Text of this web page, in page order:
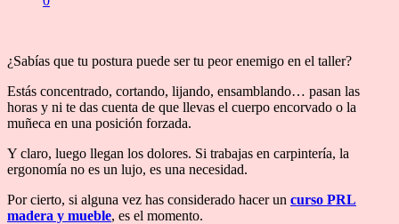
¿Sabías que tu postura puede ser tu peor enemigo en el taller?
Estás concentrado, cortando, lijando, ensamblando… pasan las
horas y ni te das cuenta de que llevas el cuerpo encorvado o la
muñeca en una posición forzada.
Y claro, luego llegan los dolores. Si trabajas en carpintería, la
ergonomía no es un lujo, es una necesidad.
Por cierto, si alguna vez has considerado hacer un curso PRL
madera y mueble, es el momento.